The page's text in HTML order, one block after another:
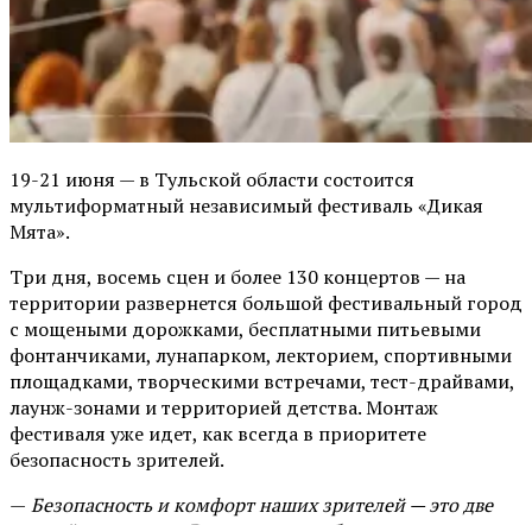
19-21 июня — в Тульской области состоится
мультиформатный независимый фестиваль «Дикая
Мята».
Три дня, восемь сцен и более 130 концертов — на
территории развернется большой фестивальный город
с мощеными дорожками, бесплатными питьевыми
фонтанчиками, лунапарком, лекторием, спортивными
площадками, творческими встречами, тест-драйвами,
лаунж-зонами и территорией детства. Монтаж
фестиваля уже идет, как всегда в приоритете
безопасность зрителей.
— Безопасность и комфорт наших зрителей — это две